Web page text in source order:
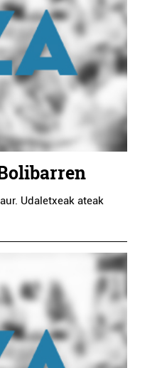
Udaletxeak ateak